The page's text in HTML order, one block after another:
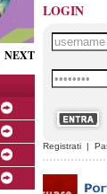
NEXT
LOGIN
Registrati |